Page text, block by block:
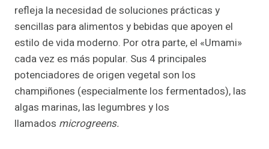
refleja la necesidad de soluciones prácticas y
sencillas para alimentos y bebidas que apoyen el
estilo de vida moderno. Por otra parte, el «Umami»
cada vez es más popular. Sus 4 principales
potenciadores de origen vegetal son los
champiñones (especialmente los fermentados), las
algas marinas, las legumbres y los
llamados microgreens.